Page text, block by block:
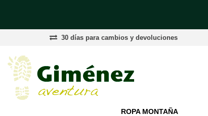
30 días para cambios y devoluciones
ROPA MONTAÑA